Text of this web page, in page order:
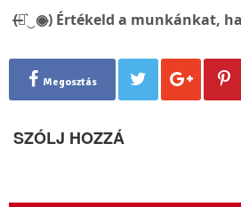
(̶◉͛‿◉̶) Értékeld a munkánkat,
Megosztás
SZÓLJ HOZZÁ